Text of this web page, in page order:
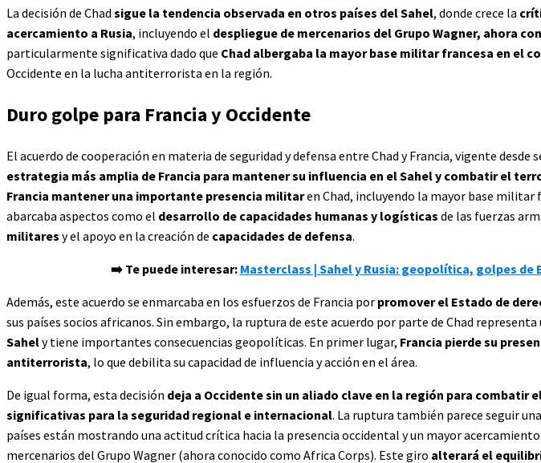
La decisión de Chad sigue la tendencia observada en otros países del Sahel, donde crece la
acercamiento a Rusia, incluyendo el despliegue de mercenarios del Grupo Wagner, ahora
particularmente significativa dado que Chad albergaba la mayor base militar francesa en el
Occidente en la lucha antiterrorista en la región.
Duro golpe para Francia y Occidente
El acuerdo de cooperación en materia de seguridad y defensa entre Chad y Francia, vigente
estrategia más amplia de Francia para mantener su influencia en el Sahel y combatir el
Francia mantener una importante presencia militaren Chad, incluyendo la mayor base
abarcaba aspectos como el desarrollo de capacidades humanas y logísticas de las fuerzas
militares y el apoyo en la creación de capacidades de defensa.
➡️ Te puede interesar: Masterclass | Sahel y Rusia: geopolítica, golpes
Además, este acuerdo se enmarcaba en los esfuerzos de Francia por promover el Estado de
sus países socios africanos. Sin embargo, la ruptura de este acuerdo por parte de Chad representa
Sahely tiene importantes consecuencias geopolíticas. En primer lugar, Francia pierde su
antiterrorista, lo que debilita su capacidad de influencia y acción en el área.
De igual forma, esta decisión deja a Occidente sin un aliado clave en la región para combatir
significativas para la seguridad regional e internacional. La ruptura también parece seguir
países están mostrando una actitud crítica hacia la presencia occidental y un mayor
mercenarios del Grupo Wagner (ahora conocido como Africa Corps). Este giro alterará el